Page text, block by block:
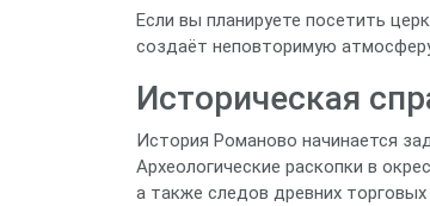
Если вы планируете посетить
создаёт неповторимую
Историческая
История Романово начинается
Археологические раскопки в
а также следов древних